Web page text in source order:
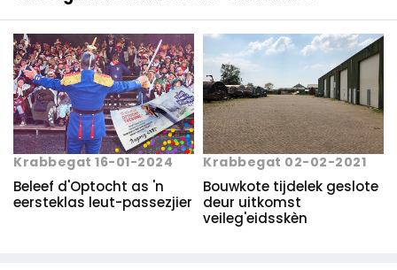
Krabbegat 16-01-2024
Beleef d'Optocht as 'n
eersteklas leut-passezjier
Krabbegat 02-02-2021
Bouwkote tijdelek geslote
deur uitkomst
veileg'eidsskèn